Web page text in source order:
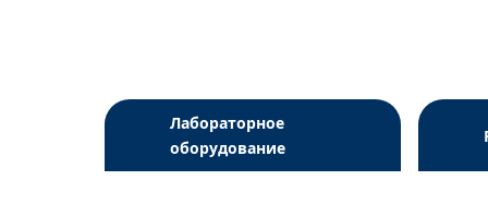
Лабораторное
оборудование